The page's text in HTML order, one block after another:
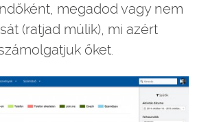
megadod vagy nem
(ratjad múlik), mi azért
őket.